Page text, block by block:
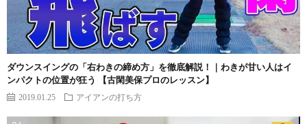
ダウンスイングの「右わきの締め方」を徹底解説！｜わきが甘い人はイ
ンパクトの位置が狂う 【古閑美保プロのレッスン】
2019.01.25 アイアンの打ち方